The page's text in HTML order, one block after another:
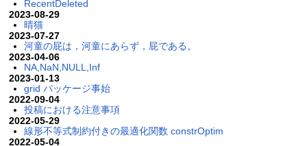
RecentDeleted
2023-08-29
晴猫
2023-07-27
河童の屁は，河童にあらず，屁である。
2023-04-06
NA,NaN,NULL,Inf
2023-01-13
grid パッケージ事始
2022-09-04
投稿における注意事項
2022-05-29
線形不等式制約付きの最適化関数 constrOptim
2022-05-04